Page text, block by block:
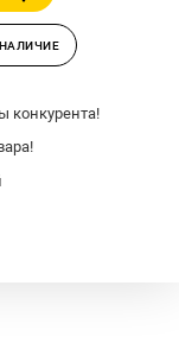
конкурента!